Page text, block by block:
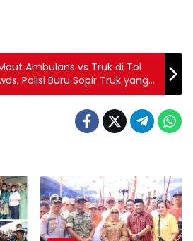
Ambulans vs Truk di Tol
Polisi Buru Sopir Truk yang